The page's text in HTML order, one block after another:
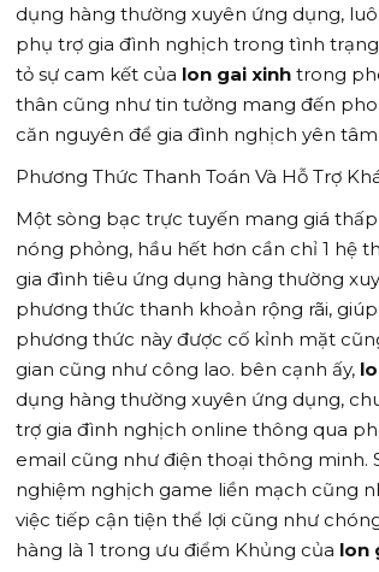
dụng hàng thường xuyên ứng dụng,
phụ trợ gia đình nghịch trong tình
tỏ sự cam kết của lon gai xinh trong
thân cũng như tin tưởng mang đến
căn nguyên để gia đình nghịch yên
Phương Thức Thanh Toán Và Hỗ Trợ
Một sòng bạc trực tuyến mang giá
nóng phỏng, hầu hết hơn cần chỉ 1 hệ
gia đình tiêu ứng dụng hàng thường
phương thức thanh khoản rộng rãi,
phương thức này được cố kỉnh mặt
gian cũng như công lao. bên cạnh ấy,
dụng hàng thường xuyên ứng dụng,
trợ gia đình nghịch online thông qua
email cũng như điện thoại thông minh.
nghiệm nghịch game liền mạch cũng
việc tiếp cận tiện thể lợi cũng như
hàng là 1 trong ưu điểm Khủng của lon